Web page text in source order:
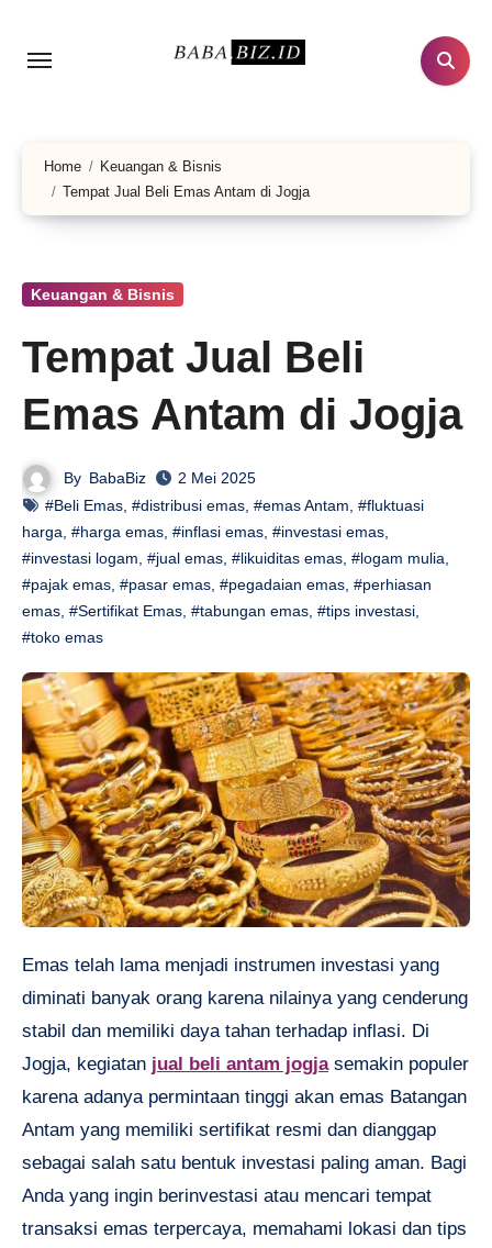
Home
Keuangan & Bisnis
Tempat Jual Beli Emas Antam di Jogja
Keuangan & Bisnis
Tempat Jual Beli
Emas Antam di Jogja
By BabaBiz
2 Mei 2025
#Beli Emas, #distribusi emas, #emas Antam, #fluktuasi
harga, #harga emas, #inflasi emas, #investasi emas,
#investasi logam, #jual emas, #likuiditas emas, #logam mulia,
#pajak emas, #pasar emas, #pegadaian emas, #perhiasan
emas, #Sertifikat Emas, #tabungan emas, #tips investasi,
#toko emas
Emas telah lama menjadi instrumen investasi yang
diminati banyak orang karena nilainya yang cenderung
stabil dan memiliki daya tahan terhadap inflasi. Di
Jogja, kegiatan jual beli antam jogjasemakin populer
karena adanya permintaan tinggi akan emas Batangan
Antam yang memiliki sertifikat resmi dan dianggap
sebagai salah satu bentuk investasi paling aman. Bagi
Anda yang ingin berinvestasi atau mencari tempat
transaksi emas terpercaya, memahami lokasi dan tips